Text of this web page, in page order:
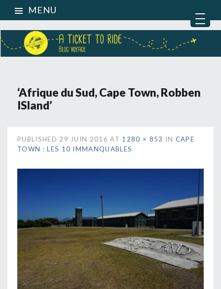
MENU
‘Afrique du Sud, Cape Town, Robben
ISland’
PUBLISHED 29 JUIN 2016 AT 1280 × 853 IN CAPE
TOWN : LES 10 IMMANQUABLES